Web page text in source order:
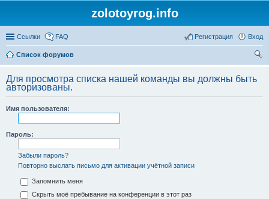
zolotoyrog.info
Ссылки FAQ Вход
Регистрация
Список форумов
ск
Для просмотра списка нашей команды вы должны быть
авторизованы.
Имя пользователя:
Пароль:
Забыли пароль?
Повторно выслать письмо для активации учётной записи
Запомнить меня
Скрыть моё пребывание на конференции в этот раз